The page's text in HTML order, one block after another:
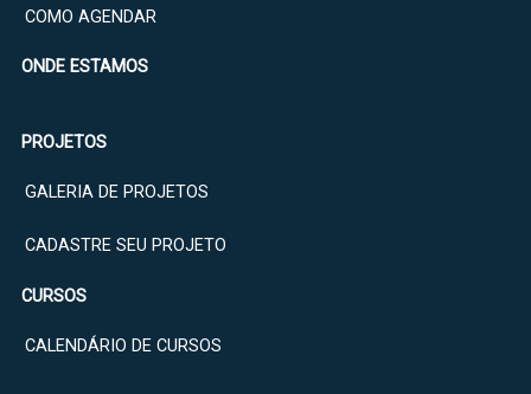
COMO AGENDAR
ONDE ESTAMOS
PROJETOS
GALERIA DE PROJETOS
CADASTRE SEU PROJETO
CURSOS
CALENDÁRIO DE CURSOS